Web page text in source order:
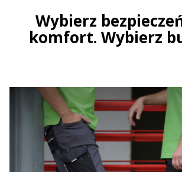
Wybierz
komfort. Wybierz